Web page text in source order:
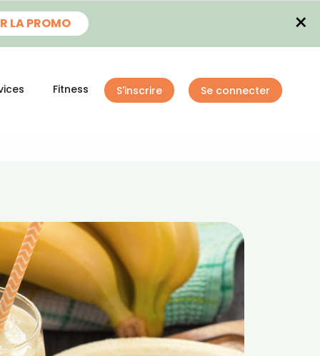
LA PROMO ×
Fitness S'inscrire Se connecter